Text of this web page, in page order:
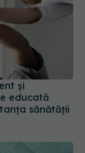
educată
sănătății